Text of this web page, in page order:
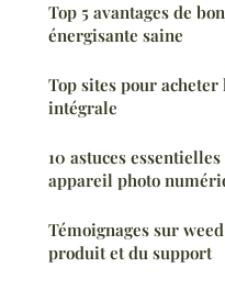
Top 5 avantages de
énergisante saine
Top sites pour
intégrale
10 astuces
appareil photo
Témoignages sur
produit et du support